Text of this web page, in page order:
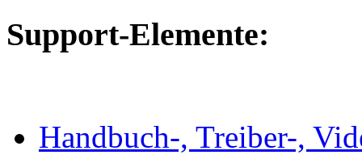
Support-Elemente:
Handbuch-, Treiber-,